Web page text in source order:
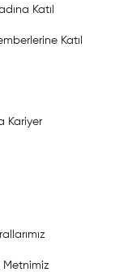
Katıl
Katıl
Kariyer
Metnimiz